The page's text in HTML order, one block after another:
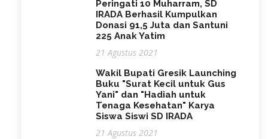
Peringati 10 Muharram, SD
IRADA Berhasil Kumpulkan
Donasi 91,5 Juta dan Santuni
225 Anak Yatim
21 Agustus 2021
Wakil Bupati Gresik Launching
Buku "Surat Kecil untuk Gus
Yani" dan "Hadiah untuk
Tenaga Kesehatan" Karya
Siswa Siswi SD IRADA
21 Agustus 2021